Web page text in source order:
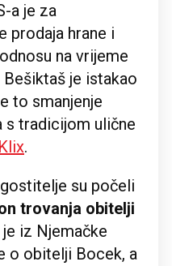
a je za
prodaja hrane i
na vrijeme
je istakao
to smanjenje
s tradicijom ulične
Klix.
su počeli
trovanja obitelji
je iz Njemačke
o obitelji Bocek, a